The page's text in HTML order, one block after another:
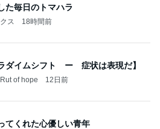
た毎日のトマハラ
ス 18時間前
ラダイムシフト ー 症状は表現だ】
of hope 12日前
てくれた心優しい青年